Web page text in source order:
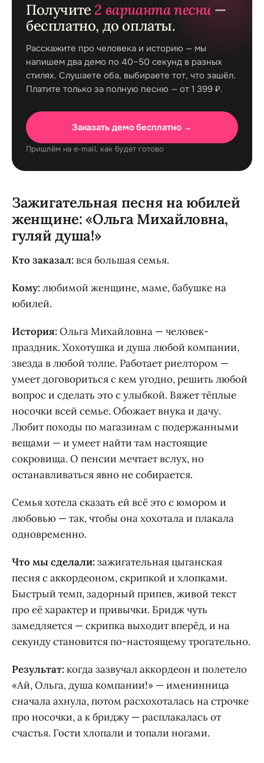
Получите2 варианта песни —
бесплатно, до оплаты.
Расскажите про человека и историю — мы
напишем два демо по 40–50 секунд в разных
стилях. Слушаете оба, выбираете тот, что зашёл.
Платите только за полную песню — от 1 399 ₽.
Заказать демо бесплатно →
Пришлём на e-mail, как будет готово
Зажигательная песня на юбилей
женщине: «Ольга Михайловна,
гуляй душа!»
Кто заказал:вся большая семья.
Кому:любимой женщине, маме, бабушке на
юбилей.
История:Ольга Михайловна — человек-
праздник. Хохотушка и душа любой компании,
звезда в любой толпе. Работает риелтором —
умеет договориться с кем угодно, решить любой
вопрос и сделать это с улыбкой. Вяжет тёплые
носочки всей семье. Обожает внука и дачу.
Любит походы по магазинам с подержанными
вещами — и умеет найти там настоящие
сокровища. О пенсии мечтает вслух, но
останавливаться явно не собирается.
Семья хотела сказать ей всё это с юмором и
любовью — так, чтобы она хохотала и плакала
одновременно.
Что мы сделали:зажигательная цыганская
песня с аккордеоном, скрипкой и хлопками.
Быстрый темп, задорный припев, живой текст
про её характер и привычки. Бридж чуть
замедляется — скрипка выходит вперёд, и на
секунду становится по-настоящему трогательно.
Результат:когда зазвучал аккордеон и полетело
«Ай, Ольга, душа компании!» — именинница
сначала ахнула, потом расхохоталась на строчке
про носочки, а к бриджу — расплакалась от
счастья. Гости хлопали и топали ногами.